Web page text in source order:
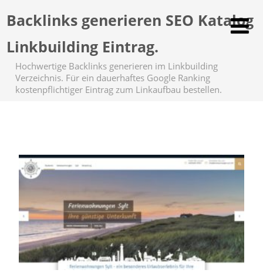
Backlinks generieren SEO Katalog
Linkbuilding Eintrag.
Hochwertige Backlinks generieren im Linkbuilding
Verzeichnis. Für ein dauerhaftes Google Ranking
kostenpflichtiger Eintrag zum Linkaufbau bestellen.